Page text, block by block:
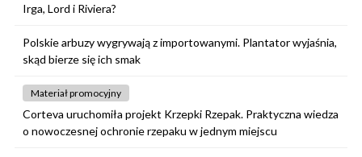
Irga, Lord i Riviera?
Polskie arbuzy wygrywają z importowanymi. Plantator wyjaśnia,
skąd bierze się ich smak
Materiał promocyjny
Corteva uruchomiła projekt Krzepki Rzepak. Praktyczna wiedza
o nowoczesnej ochronie rzepaku w jednym miejscu